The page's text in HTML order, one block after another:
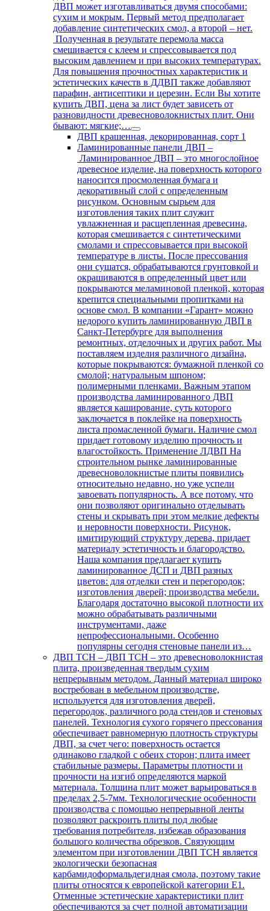
ДВП может изготавливаться двумя способами:
сухим и мокрым. Первый метод предполагает
добавление синтетических смол, а второй – нет.
Полученная в результате перемола масса
смешивается с клеем и спрессовывается под
высоким давлением и при высоких температурах.
Для повышения прочностных характеристик и
эстетических качеств в ДДВП также добавляют
парафин, антисептики и церезин. Если Вы хотите
купить ДВП, цена за лист будет зависеть от
разновидности древесноволокнистых плит. Они
бывают: мягкие;…
ДВП крашенная, декорированная, сорт 1
Ламинированные панели ДВП –
Ламинированное ДВП – это многослойное
древесное изделие, на поверхность которого
наносится просмоленная бумага и
декоративный слой с определенным
рисунком. Основным сырьем для
изготовления таких плит служит
увлажненная и расщепленная древесина,
которая смешивается с синтетическими
смолами и спрессовывается при высокой
температуре в листы. После прессования
они сушатся, обрабатываются грунтовкой и
окрашиваются в определенный цвет или
покрываются меламиновой пленкой, которая
крепится специальными пропитками на
основе смол. В компании «Гарант» можно
недорого купить ламинированную ДВП в
Санкт-Петербурге для выполнения
ремонтных, отделочных и других работ. Мы
поставляем изделия различного дизайна,
которые покрываются: бумажной пленкой со
смолой; натуральным шпоном;
полимерными пленками. Важным этапом
производства ламинированного ДВП
является каширование, суть которого
заключается в поклейке на поверхность
листа промасленной бумаги. Наличие смол
придает готовому изделию прочность и
влагостойкость. Применение ЛДВП На
строительном рынке ламинированные
древесноволокнистые плиты появились
относительно недавно, но уже успели
завоевать популярность. А все потому, что
они позволяют оригинально отделывать
стены и скрывать при этом мелкие дефекты
и неровности поверхности. Рисунок,
имитирующий структуру дерева, придает
материалу эстетичность и благородство.
Наша компания предлагает купить
ламинированное ДСП и ДВП разных
цветов: для отделки стен и перегородок;
изготовления дверей; производства мебели.
Благодаря достаточно высокой плотности их
можно обрабатывать различными
инструментами, даже
непрофессиональными. Особенно
популярны сегодня стеновые панели из…
ДВП ТСН – ДВП ТСН – это древесноволокнистая
плита, произведенная твердым сухим
непрерывным методом. Данный материал широко
востребован в мебельном производстве,
используется для изготовления дверей,
перегородок, различного рода стендов и стеновых
панелей. Технология сухого горячего прессования
обеспечивает равномерную плотность структуры
ДВП, за счет чего: поверхность остается
одинаково гладкой с обеих сторон; плита имеет
стабильные размеры. Параметры плотности и
прочности на изгиб определяются маркой
материала. Толщина плит может варьироваться в
пределах 2,5-7мм. Технологические особенности
производства с помощью непрерывной ленты
позволяют раскроить плиты под любые
требования потребителя, избежав образования
большого количества обрезков. Связующим
элементом при изготовлении ДВП ТСН является
экологически безопасная
карбамидоформальдегидная смола, поэтому такие
плиты относятся к европейской категории Е1.
Отменные эстетические характеристики плит
обеспечиваются за счет полной автоматизации